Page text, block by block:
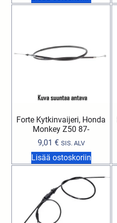
Forte Kytkinvaijeri, Honda
Monkey Z50 87-
9,01 € SIS. ALV
Lisää ostoskoriin